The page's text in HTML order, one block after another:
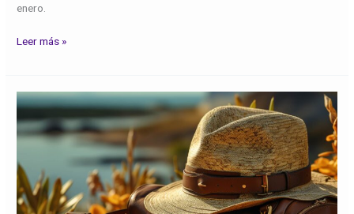
enero.
Leer más »
¡El
verano
aún
se
despide!